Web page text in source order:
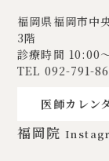
福岡県福岡市中
3階
診療時間 10:00
TEL 092-791-
医師カレン
福岡院